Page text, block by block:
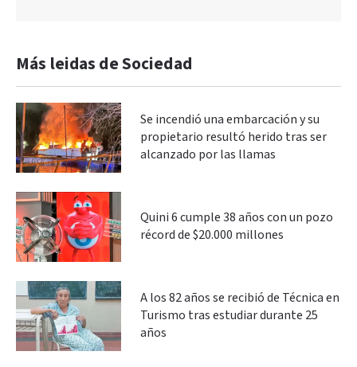
Más leidas de Sociedad
Se incendió una embarcación y su
propietario resultó herido tras ser
alcanzado por las llamas
Quini 6 cumple 38 años con un pozo
récord de $20.000 millones
A los 82 años se recibió de Técnica en
Turismo tras estudiar durante 25
años